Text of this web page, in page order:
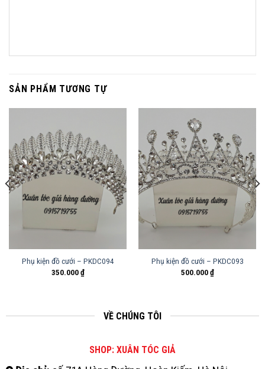
SẢN PHẨM TƯƠNG TỰ
Phụ kiện đồ cưới – PKDC094
350.000₫
Phụ kiện đồ cưới – PKDC093
500.000₫
VỀ CHÚNG TÔI
SHOP: XUÂN TÓC GIẢ